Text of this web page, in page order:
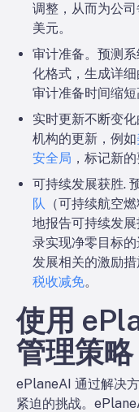
调整，从而为公
美元。
审计准备。 预测
化格式，生成详
审计准备时间缩短
实时更新不断变
机构的更新，例如
安全局 ，标记新
可持续发展获胜.
队
（可持续航空
地报告可持续发
录实现净零目标
发展相关的激励措
税收减免。
使用
管理策略
ePlaneAI 通过解决
紧迫的挑战。